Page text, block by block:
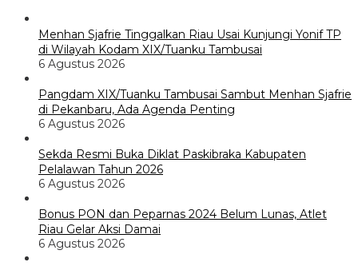
Menhan Sjafrie Tinggalkan Riau Usai Kunjungi Yonif TP
di Wilayah Kodam XIX/Tuanku Tambusai
6 Agustus 2026
Pangdam XIX/Tuanku Tambusai Sambut Menhan Sjafrie
di Pekanbaru, Ada Agenda Penting
6 Agustus 2026
Sekda Resmi Buka Diklat Paskibraka Kabupaten
Pelalawan Tahun 2026
6 Agustus 2026
Bonus PON dan Peparnas 2024 Belum Lunas, Atlet
Riau Gelar Aksi Damai
6 Agustus 2026